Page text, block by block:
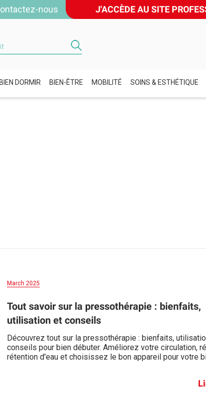
nous J'ACCÈDE AU SITE
BIEN DORMIR BIEN-ÊTRE MOBILITÉ SOINS & ESTHÉTIQUE
March 2025
Tout savoir sur la pressothérapie : bienfaits,
utilisation et conseils
Découvrez tout sur la pressothérapie : bienfaits,
conseils pour bien débuter. Améliorez votre circulation,
rétention d'eau et choisissez le bon appareil pour votre